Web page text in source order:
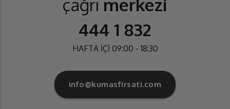
çağrı merkezi
444 1 832
HAFTA İÇİ 09:00 - 18:30
info@kumasfirsati.com